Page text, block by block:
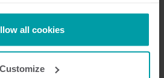
them.
third-party cookies. A third-party
other than us, such as
all cookies
Customize
(2)